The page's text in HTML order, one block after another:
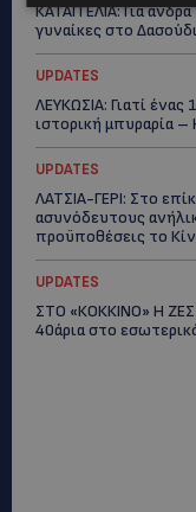
ΚΑΤΑΓΓΕΛΙΑ: Για
γυναίκες στο
UPDATES
ΛΕΥΚΩΣΙΑ: Γιατί
ιστορική μπυραρία
UPDATES
ΛΑΤΣΙΑ-ΓΕΡΙ: Στο
ασυνόδευτους
προϋποθέσεις το
UPDATES
ΣΤΟ «ΚΟΚΚΙΝΟ» Η
40άρια στο